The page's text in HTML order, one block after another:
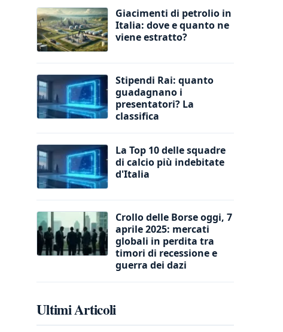
Giacimenti di petrolio in
Italia: dove e quanto ne
viene estratto?
Stipendi Rai: quanto
guadagnano i
presentatori? La
classifica
La Top 10 delle squadre
di calcio più indebitate
d'Italia
Crollo delle Borse oggi, 7
aprile 2025: mercati
globali in perdita tra
timori di recessione e
guerra dei dazi
Ultimi Articoli